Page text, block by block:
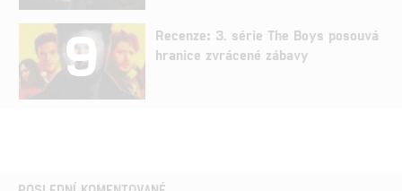
9
Recenze: 3. série The Boys posouvá
hranice zvrácené zábavy